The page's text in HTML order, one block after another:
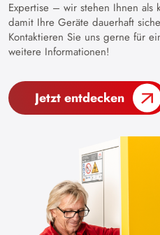
Expertise – wir stehen Ihnen als
damit Ihre Geräte dauerhaft
Kontaktieren Sie uns gerne für
weitere Informationen!
Jetzt entdecken